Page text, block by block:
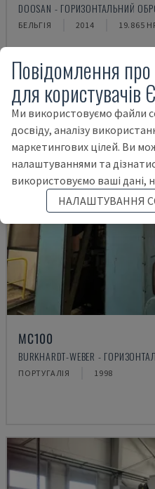
DOOSAN - ГОРИЗОНТАЛЬНИЙ
БЕЛЬГІЯ 2014 19.865
MC100
BURKHARDT-WEBER -
ПОРТУГАЛІЯ 1998
Повідомлення
для користувачів
Ми використовуємо файли
досвіду, аналізу
маркетингових цілей. Ви
налаштуваннями та
використовуємо ваші дані,
НАЛАШТУВАННЯ